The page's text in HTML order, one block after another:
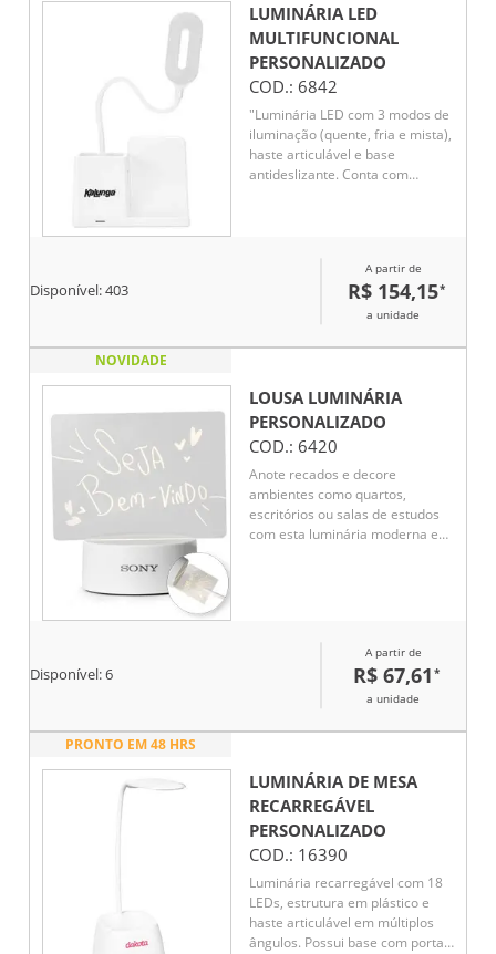
LUMINÁRIA LED
MULTIFUNCIONAL
PERSONALIZADO
COD.: 6842
"Luminária LED com 3 modos de
iluminação (quente, fria e mista),
haste articulável e base
antideslizante. Conta com
Não possui bateria interna."
Disponível:403
A partir de
R$ 154,15*
a unidade
NOVIDADE
LOUSA LUMINÁRIA
PERSONALIZADO
COD.: 6420
Anote recados e decore
ambientes como quartos,
escritórios ou salas de estudos
com esta luminária moderna e
em EVA e o seu é funcionamento
via USB. Além disso, acompanha
caneta com tampa apagadora e
limpeza.
Disponível:6
A partir de
R$ 67,61 *
a unidade
PRONTO EM 48 HRS
LUMINÁRIA DE MESA
RECARREGÁVEL
PERSONALIZADO
COD.: 16390
Luminária recarregável com 18
LEDs, estrutura em plástico e
haste articulável em múltiplos
ângulos. Possui base com porta-